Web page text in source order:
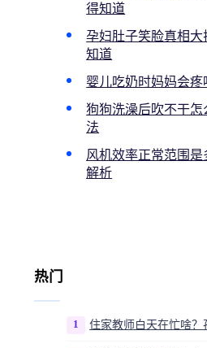
得知道
孕妇肚子笑脸真相大
知道
婴儿吃奶时妈妈会
狗狗洗澡后吹不干
法
风机效率正常范围
解析
热门
1